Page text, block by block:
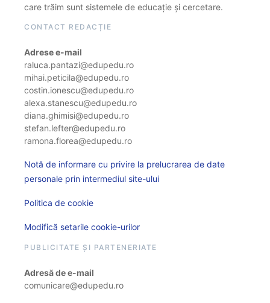
care trăim sunt sistemele de educație și cercetare.
CONTACT REDACȚIE
Adrese e-mail
raluca.pantazi@edupedu.ro
mihai.peticila@edupedu.ro
costin.ionescu@edupedu.ro
alexa.stanescu@edupedu.ro
diana.ghimisi@edupedu.ro
stefan.lefter@edupedu.ro
ramona.florea@edupedu.ro
Notă de informare cu privire la prelucrarea de date
personale prin intermediul site-ului
Politica de cookie
Modifică setarile cookie-urilor
PUBLICITATE ȘI PARTENERIATE
Adresă de e-mail
comunicare@edupedu.ro